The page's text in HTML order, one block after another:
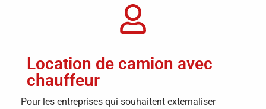
Location de camion avec
chauffeur
Pour les entreprises qui souhaitent externaliser